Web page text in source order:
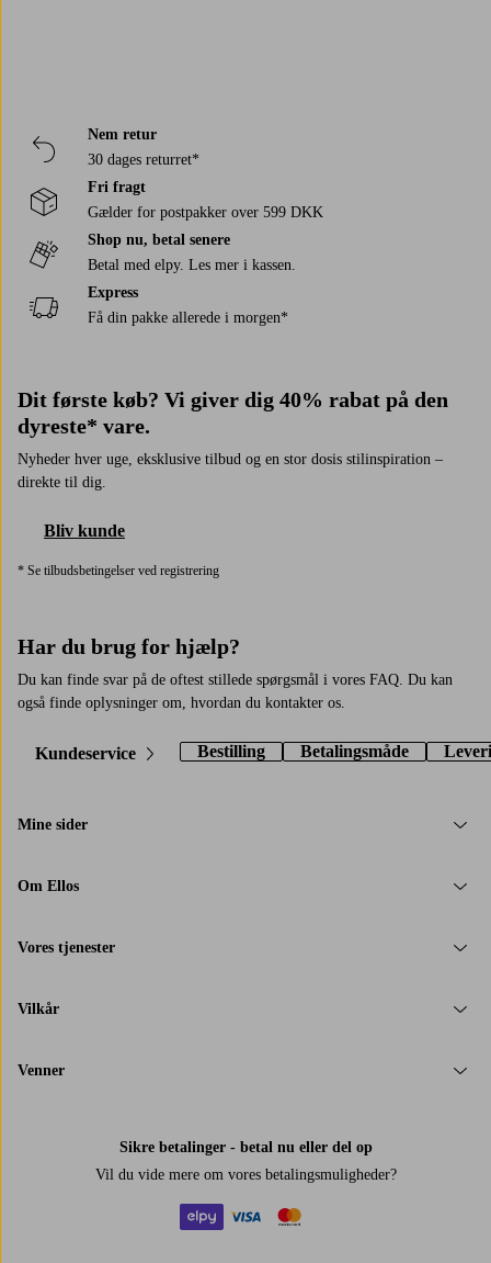
Nem retur
30 dages returret*
Fri fragt
Gælder for postpakker over 599 DKK
Shop nu, betal senere
Betal med elpy. Les mer i kassen.
Express
Få din pakke allerede i morgen*
Dit første køb? Vi giver dig 40% rabat på den
dyreste* vare.
Nyheder hver uge, eksklusive tilbud og en stor dosis stilinspiration –
direkte til dig.
Bliv kunde
* Se tilbudsbetingelser ved registrering
Har du brug for hjælp?
Du kan finde svar på de oftest stillede spørgsmål i vores FAQ. Du kan
også finde oplysninger om, hvordan du kontakter os.
Kundeservice Bestilling Betalingsmåde
Mine sider
Om Ellos
Vores tjenester
Vilkår
Venner
Sikre betalinger - betal nu eller del op
Vil du vide mere om vores betalingsmuligheder?